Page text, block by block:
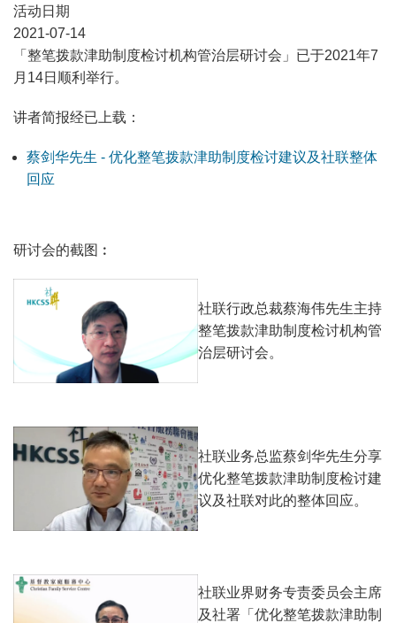
活动日期
2021-07-14
「整笔拨款津助制度检讨机构管治层研讨会」已于2021年7
月14日顺利举行。
讲者简报经已上载：
蔡剑华先生 - 优化整笔拨款津助制度检讨建议及社联整体
回应
研讨会的截图︰
社联行政总裁蔡海伟先生主持
整笔拨款津助制度检讨机构管
治层研讨会。
社联业务总监蔡剑华先生分享
优化整笔拨款津助制度检讨建
议及社联对此的整体回应。
社联业界财务专责委员会主席
及社署「优化整笔拨款津助制